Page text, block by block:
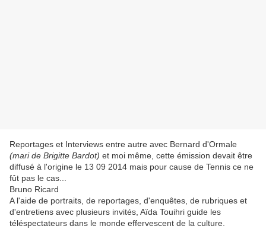
Reportages et Interviews entre autre avec Bernard d'Ormale
(mari de Brigitte Bardot) et moi même, cette émission devait être
diffusé à l'origine le 13 09 2014 mais pour cause de Tennis ce ne
fût pas le cas...
Bruno Ricard
A l'aide de portraits, de reportages, d'enquêtes, de rubriques et
d'entretiens avec plusieurs invités, Aïda Touihri guide les
téléspectateurs dans le monde effervescent de la culture.